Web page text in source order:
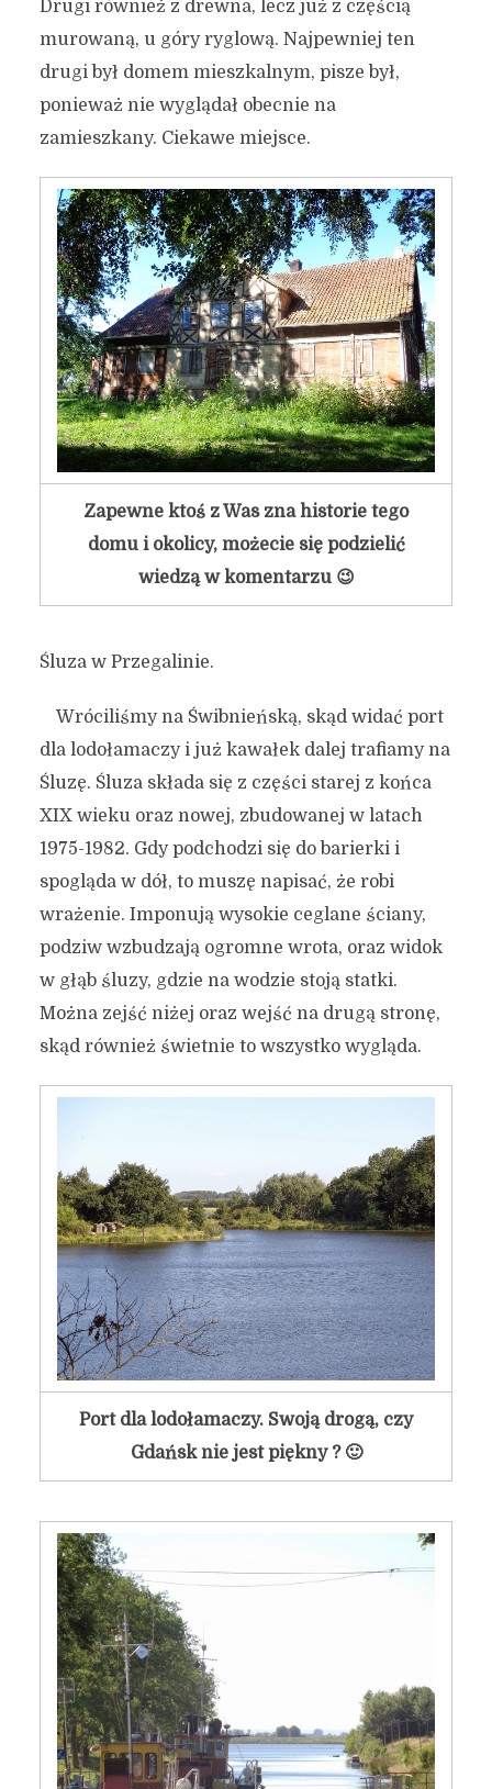
Wyspa piękna. Część
trzecia.
Drugi również z drewna, lecz już z częścią
murowaną, u góry ryglową. Najpewniej ten
drugi był domem mieszkalnym, pisze był,
ponieważ nie wyglądał obecnie na
zamieszkany. Ciekawe miejsce.
Zapewne ktoś z Was zna historie tego
domu i okolicy, możecie się podzielić
wiedzą w komentarzu 😉
Śluza w Przegalinie.
Wróciliśmy na Świbnieńską, skąd widać port
dla lodołamaczy i już kawałek dalej trafiamy na
Śluzę. Śluza składa się z części starej z końca
XIX wieku oraz nowej, zbudowanej w latach
1975-1982. Gdy podchodzi się do barierki i
spogląda w dół, to muszę napisać, że robi
wrażenie. Imponują wysokie ceglane ściany,
podziw wzbudzają ogromne wrota, oraz widok
w głąb śluzy, gdzie na wodzie stoją statki.
Można zejść niżej oraz wejść na drugą stronę,
skąd również świetnie to wszystko wygląda.
Port dla lodołamaczy. Swoją drogą, czy
Gdańsk nie jest piękny ? 🙂